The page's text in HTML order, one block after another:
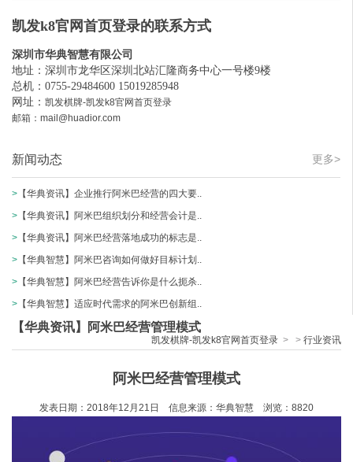
凯发k8官网首页登录的联系方式
深圳市华典智慧有限公司
地址：深圳市龙华区深圳北站汇隆商务中心一号楼9楼
总机：0755-29484600 15019285948
网址： 凯发棋牌-凯发k8官网首页登录
邮箱： mail@huadior.com
更多>
新闻动态
> 【华典资讯】企业推行阿米巴经营的四大要..
> 【华典资讯】阿米巴组织划分和经营会计是..
> 【华典资讯】阿米巴经营落地成功的标志是..
> 【华典智慧】阿米巴咨询如何做好目标计划..
> 【华典智慧】阿米巴经营告诉你是什么扼杀..
> 【华典智慧】适应时代需求的阿米巴创新组..
【华典资讯】阿米巴经营管理模式
凯发棋牌-凯发k8官网首页登录 > > 行业资讯
阿米巴经营管理模式
发表日期：2018年12 月21 日 信息来源：华典智慧 浏览： 8820